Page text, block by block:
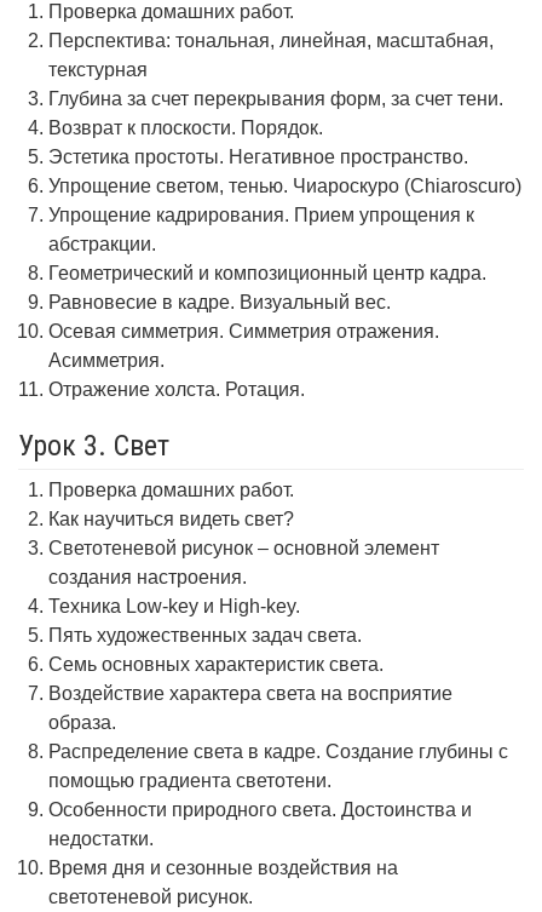
Проверка домашних работ.
Перспектива: тональная, линейная, масштабная,
текстурная
Глубина за счет перекрывания форм, за счет тени.
Возврат к плоскости. Порядок.
Эстетика простоты. Негативное пространство.
Упрощение светом, тенью. Чиароскуро (Chiaroscuro)
Упрощение кадрирования. Прием упрощения к
абстракции.
Геометрический и композиционный центр кадра.
Равновесие в кадре. Визуальный вес.
Осевая симметрия. Симметрия отражения.
Асимметрия.
Отражение холста. Ротация.
Урок 3. Свет
Проверка домашних работ.
Как научиться видеть свет?
Светотеневой рисунок – основной элемент
создания настроения.
Техника Low-key и High-key.
Пять художественных задач света.
Семь основных характеристик света.
Воздействие характера света на восприятие
образа.
Распределение света в кадре. Создание глубины с
помощью градиента светотени.
Особенности природного света. Достоинства и
недостатки.
Время дня и сезонные воздействия на
светотеневой рисунок.